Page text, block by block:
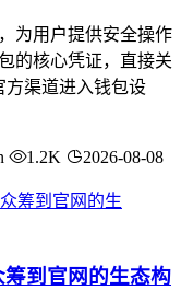
为用户提供安全操作
的核心凭证，直接关
方渠道进入钱包设
1.2K 2026-08-08
到官网的生态构